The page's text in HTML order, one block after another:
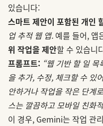
있습니다:
스마트 제안이 포함된 개인
업 추적 웹 앱. 예를 들어, 앱
위 작업을 제안할 수 있습니
프롬프트: “웹 기반 할 일
을 추가, 수정, 체크할 수 있
안하거나 작업을 작은 단계
스는 깔끔하고 모바일 친화
이 경우, Gemini는 작업 관